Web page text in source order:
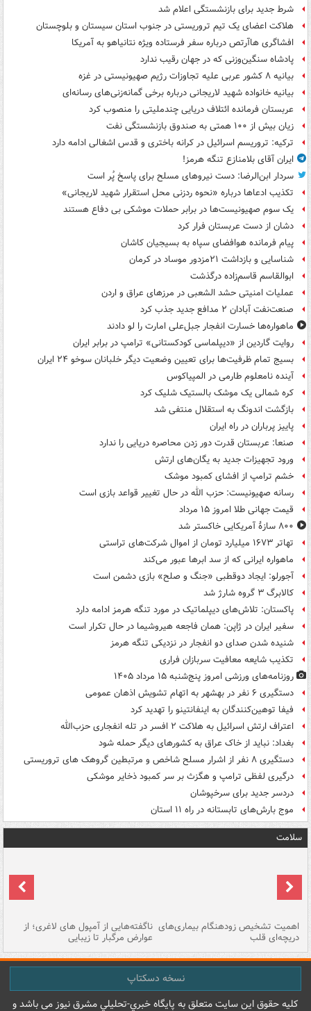
شرط جدید برای بازنشستگی اعلام شد
هلاکت اعضای یک تیم تروریستی در جنوب استان سیستان و بلوچستان
افشاگری هاآرتص درباره سفر فرستاده ویژه نتانیاهو به آمریکا
پادشاه سنگین‌وزنی که در جهان رقیب ندارد
بیانیه ۸ کشور عربی علیه تجاوزات رژیم صهیونیستی در غزه
بیانیه خانواده شهید لاریجانی درباره برخی گمانه‌زنی‌های رسانه‌ای
عربستان فرمانده ائتلاف دریایی چندملیتی را منصوب کرد
زیان بیش از ۱۰۰ همتی به صندوق‌ بازنشستگی نفت
ترکیه: تروریسم اسرائیل در کرانه باختری و قدس اشغالی ادامه دارد
ایران آقای بلامنازع تنگه هرمز!
سردار ابن‌الرضا: دست نیروهای مسلح برای پاسخ پُر است
تکذیب ادعاها درباره «نحوه ردزنی محل استقرار شهید لاریجانی»
یک‌ سوم صهیونیست‌ها در برابر حملات موشکی بی دفاع هستند
دشان از دست عربستان فرار کرد
پیام فرمانده هوافضای سپاه به بسیجیان کاشان
شناسایی و بازداشت ۲۱مزدور موساد در کرمان
ابوالقاسم قاسم‌زاده درگذشت
عملیات امنیتی حشد الشعبی در مرزهای عراق و اردن
صنعت‌نفت آبادان ۲ مدافع جدید جذب کرد
ماهواره‌ها خسارت انفجار جبل‌علی امارت را لو دادند
روایت گاردین از «دیپلماسی کودکستانی» ترامپ در برابر ایران
بسیج تمام ظرفیت‌ها برای تعیین وضعیت دیگر خلبانان سوخو ۲۴ ایران
آینده نامعلوم طارمی در المپیاکوس
کره شمالی یک موشک بالستیک شلیک کرد
بازگشت اندونگ به استقلال منتفی شد
پاییز پرباران در راه ایران
صنعا: عربستان قدرت دور زدن محاصره دریایی را ندارد
ورود تجهیزات جدید به یگان‌های ارتش
خشم ترامپ از افشای کمبود موشک
رسانه صهیونیست: حزب الله در حال تغییر قواعد بازی است
قیمت جهانی طلا امروز ۱۵ مرداد
۸۰۰ سازۀ آمریکایی خاکستر شد
تهاتر ۱۶۷۳ میلیارد تومان از اموال شرکت‌های تراستی
ماهواره ایرانی که از سد ابرها عبور می‌کند
آجورلو: ایجاد دوقطبی «جنگ و صلح‌» بازی دشمن است
کالابرگ ۳ گروه شارژ شد
پاکستان: تلاش‌های دیپلماتیک در مورد تنگه هرمز ادامه دارد
سفیر ایران در ژاپن: همان فاجعه هیروشیما در حال تکرار است
شنیده شدن صدای دو انفجار در نزدیکی تنگه هرمز
تکذیب شایعه معافیت سربازان فراری
روزنامه‌های ورزشی امروز پنج‌شنبه ۱۵ مرداد ۱۴۰۵
دستگیری ۶ نفر در بهشهر به اتهام تشویش اذهان عمومی
فیفا توهین‌کنندگان به اینفانتینو را تهدید کرد
اعتراف ارتش اسرائیل به هلاکت ۲ افسر در تله انفجاری حزب‌الله
بغداد: نباید از خاک عراق به کشورهای دیگر حمله شود
دستگیری ۸ نفر از اشرار مسلح شاخص و مرتبطین گروهک های تروریستی
درگیری لفظی ترامپ و هگزث بر سر کمبود ذخایر موشکی
دردسر جدید برای سرخپوشان
موج بارش‌های تابستانه در راه ۱۱ استان
سلامت
اهمیت تشخیص زودهنگام بیماری‌های
دریچه‌ای قلب
ناگفته‌هایی از آمپول های لاغری؛ از
عوارض مرگبار تا زیبایی
نسخه دسکتاپ
کليه حقوق اين سايت متعلق به پایگاه خبري-تحليلي مشرق نيوز می باشد و